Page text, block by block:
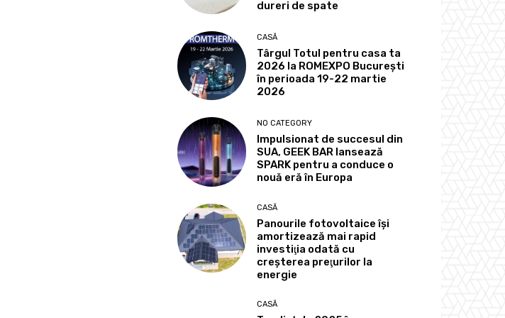
dureri de spate
CASĂ
Târgul Totul pentru casa ta
2026 la ROMEXPO Bucureşti
în perioada 19-22 martie
2026
NO CATEGORY
Impulsionat de succesul din
SUA, GEEK BAR lansează
SPARK pentru a conduce o
nouă eră în Europa
CASĂ
Panourile fotovoltaice îşi
amortizează mai rapid
investiţia odată cu
creşterea preţurilor la
energie
CASĂ